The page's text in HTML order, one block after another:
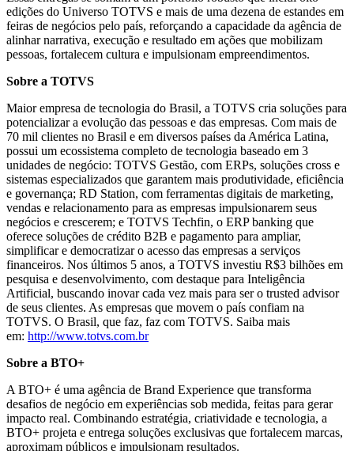
edições do Universo TOTVS e mais de uma dezena de estandes em
feiras de negócios pelo país, reforçando a capacidade da agência de
alinhar narrativa, execução e resultado em ações que mobilizam
pessoas, fortalecem cultura e impulsionam empreendimentos.
Sobre a TOTVS
Maior empresa de tecnologia do Brasil, a TOTVS cria soluções para
potencializar a evolução das pessoas e das empresas. Com mais de
70 mil clientes no Brasil e em diversos países da América Latina,
possui um ecossistema completo de tecnologia baseado em 3
unidades de negócio: TOTVS Gestão, com ERPs, soluções cross e
sistemas especializados que garantem mais produtividade, eficiência
e governança; RD Station, com ferramentas digitais de marketing,
vendas e relacionamento para as empresas impulsionarem seus
negócios e crescerem; e TOTVS Techfin, o ERP banking que
oferece soluções de crédito B2B e pagamento para ampliar,
simplificar e democratizar o acesso das empresas a serviços
financeiros. Nos últimos 5 anos, a TOTVS investiu R$3 bilhões em
pesquisa e desenvolvimento, com destaque para Inteligência
Artificial, buscando inovar cada vez mais para ser o trusted advisor
de seus clientes. As empresas que movem o país confiam na
TOTVS. O Brasil, que faz, faz com TOTVS. Saiba mais
em: http://www.totvs.com.br
Sobre a BTO+
A BTO+ é uma agência de Brand Experience que transforma
desafios de negócio em experiências sob medida, feitas para gerar
impacto real. Combinando estratégia, criatividade e tecnologia, a
BTO+ projeta e entrega soluções exclusivas que fortalecem marcas,
aproximam públicos e impulsionam resultados.